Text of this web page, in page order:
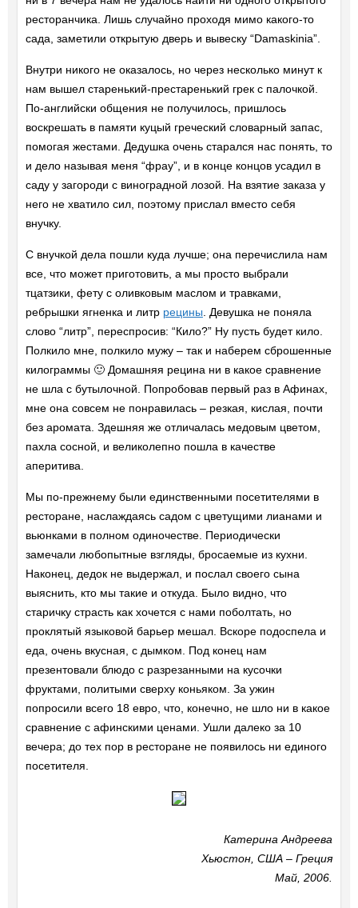
ресторанчика. Лишь случайно проходя мимо какого-то
сада, заметили открытую дверь и вывеску “Damaskinia”.
Внутри никого не оказалось, но через несколько минут к
нам вышел старенький-престаренький грек с палочкой.
По-английски общения не получилось, пришлось
воскрешать в памяти куцый греческий словарный запас,
помогая жестами. Дедушка очень старался нас понять, то
и дело называя меня “фрау”, и в конце концов усадил в
саду у загороди с виноградной лозой. На взятие заказа у
него не хватило сил, поэтому прислал вместо себя
внучку.
С внучкой дела пошли куда лучше; она перечислила нам
все, что может приготовить, а мы просто выбрали
тцатзики, фету с оливковым маслом и травками,
ребрышки ягненка и литр рецины. Девушка не поняла
слово “литр”, переспросив: “Кило?” Ну пусть будет кило.
Полкило мне, полкило мужу – так и наберем сброшенные
килограммы 🙂 Домашняя рецина ни в какое сравнение
не шла с бутылочной. Попробовав первый раз в Афинах,
мне она совсем не понравилась – резкая, кислая, почти
без аромата. Здешняя же отличалась медовым цветом,
пахла сосной, и великолепно пошла в качестве
аперитива.
Мы по-прежнему были единственными посетителями в
ресторане, наслаждаясь садом с цветущими лианами и
вьюнками в полном одиночестве. Периодически
замечали любопытные взгляды, бросаемые из кухни.
Наконец, дедок не выдержал, и послал своего сына
выяснить, кто мы такие и откуда. Было видно, что
старичку страсть как хочется с нами поболтать, но
проклятый языковой барьер мешал. Вскоре подоспела и
еда, очень вкусная, с дымком. Под конец нам
презентовали блюдо с разрезанными на кусочки
фруктами, политыми сверху коньяком. За ужин
попросили всего 18 евро, что, конечно, не шло ни в какое
сравнение с афинскими ценами. Ушли далеко за 10
вечера; до тех пор в ресторане не появилось ни единого
посетителя.
Катерина Андреева
Хьюстон, США – Греция
Май, 2006.